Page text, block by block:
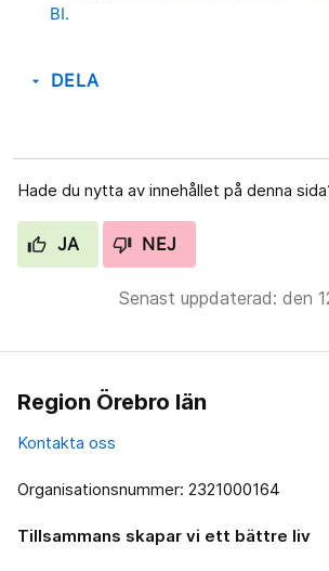
BI.
arrow_drop_down DELA
Hade du nytta av innehållet på denna
JA NEJ
Senast uppdaterad: den
Region Örebro län
Kontakta oss
Organisationsnummer: 2321000164
Tillsammans skapar vi ett bättre liv